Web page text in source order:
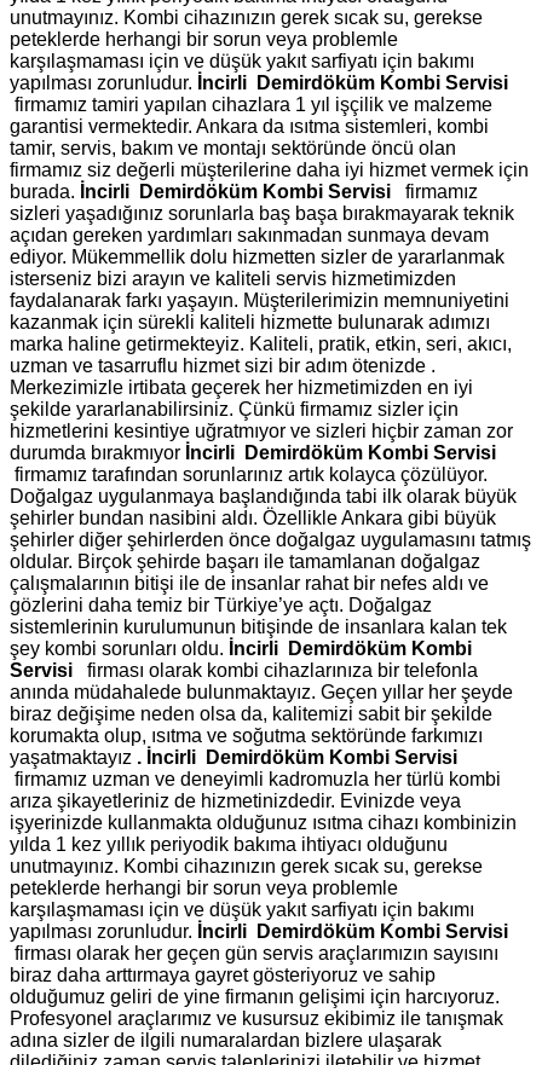
unutmayınız. Kombi cihazınızın gerek sıcak su, gerekse
peteklerde herhangi bir sorun veya problemle
karşılaşmaması için ve düşük yakıt sarfiyatı için bakımı
yapılması zorunludur. İncirli Demirdöküm Kombi Servisi
firmamız tamiri yapılan cihazlara 1 yıl işçilik ve malzeme
garantisi vermektedir. Ankara da ısıtma sistemleri, kombi
tamir, servis, bakım ve montajı sektöründe öncü olan
firmamız siz değerli müşterilerine daha iyi hizmet vermek için
burada. İncirli Demirdöküm Kombi Servisi firmamız
sizleri yaşadığınız sorunlarla baş başa bırakmayarak teknik
açıdan gereken yardımları sakınmadan sunmaya devam
ediyor. Mükemmellik dolu hizmetten sizler de yararlanmak
isterseniz bizi arayın ve kaliteli servis hizmetimizden
faydalanarak farkı yaşayın. Müşterilerimizin memnuniyetini
kazanmak için sürekli kaliteli hizmette bulunarak adımızı
marka haline getirmekteyiz. Kaliteli, pratik, etkin, seri, akıcı,
uzman ve tasarruflu hizmet sizi bir adım ötenizde .
Merkezimizle irtibata geçerek her hizmetimizden en iyi
şekilde yararlanabilirsiniz. Çünkü firmamız sizler için
hizmetlerini kesintiye uğratmıyor ve sizleri hiçbir zaman zor
durumda bırakmıyor İncirli Demirdöküm Kombi Servisi
firmamız tarafından sorunlarınız artık kolayca çözülüyor.
Doğalgaz uygulanmaya başlandığında tabi ilk olarak büyük
şehirler bundan nasibini aldı. Özellikle Ankara gibi büyük
şehirler diğer şehirlerden önce doğalgaz uygulamasını tatmış
oldular. Birçok şehirde başarı ile tamamlanan doğalgaz
çalışmalarının bitişi ile de insanlar rahat bir nefes aldı ve
gözlerini daha temiz bir Türkiye’ye açtı. Doğalgaz
sistemlerinin kurulumunun bitişinde de insanlara kalan tek
şey kombi sorunları oldu. İncirli Demirdöküm Kombi
Servisi firması olarak kombi cihazlarınıza bir telefonla
anında müdahalede bulunmaktayız. Geçen yıllar her şeyde
biraz değişime neden olsa da, kalitemizi sabit bir şekilde
korumakta olup, ısıtma ve soğutma sektöründe farkımızı
yaşatmaktayız . İncirli Demirdöküm Kombi Servisi
firmamız uzman ve deneyimli kadromuzla her türlü kombi
arıza şikayetleriniz de hizmetinizdedir. Evinizde veya
işyerinizde kullanmakta olduğunuz ısıtma cihazı kombinizin
yılda 1 kez yıllık periyodik bakıma ihtiyacı olduğunu
unutmayınız. Kombi cihazınızın gerek sıcak su, gerekse
peteklerde herhangi bir sorun veya problemle
karşılaşmaması için ve düşük yakıt sarfiyatı için bakımı
yapılması zorunludur. İncirli Demirdöküm Kombi Servisi
firması olarak her geçen gün servis araçlarımızın sayısını
biraz daha arttırmaya gayret gösteriyoruz ve sahip
olduğumuz geliri de yine firmanın gelişimi için harcıyoruz.
Profesyonel araçlarımız ve kusursuz ekibimiz ile tanışmak
adına sizler de ilgili numaralardan bizlere ulaşarak